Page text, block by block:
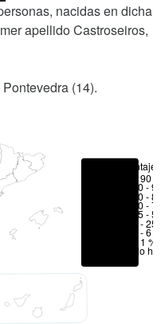
nacidas en dicha
apellido Castroseiros,
(14).
Porcentajes
> 90 %
80 -
70 -
50 -
25 -
6 - 25
1 - 6 %
< 1 %
No hay